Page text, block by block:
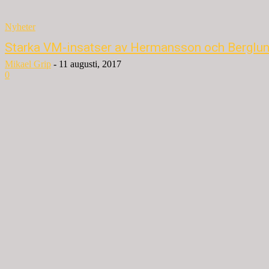
Nyheter
Starka VM-insatser av Hermansson och
Mikael Grip - 11 augusti, 2017
0